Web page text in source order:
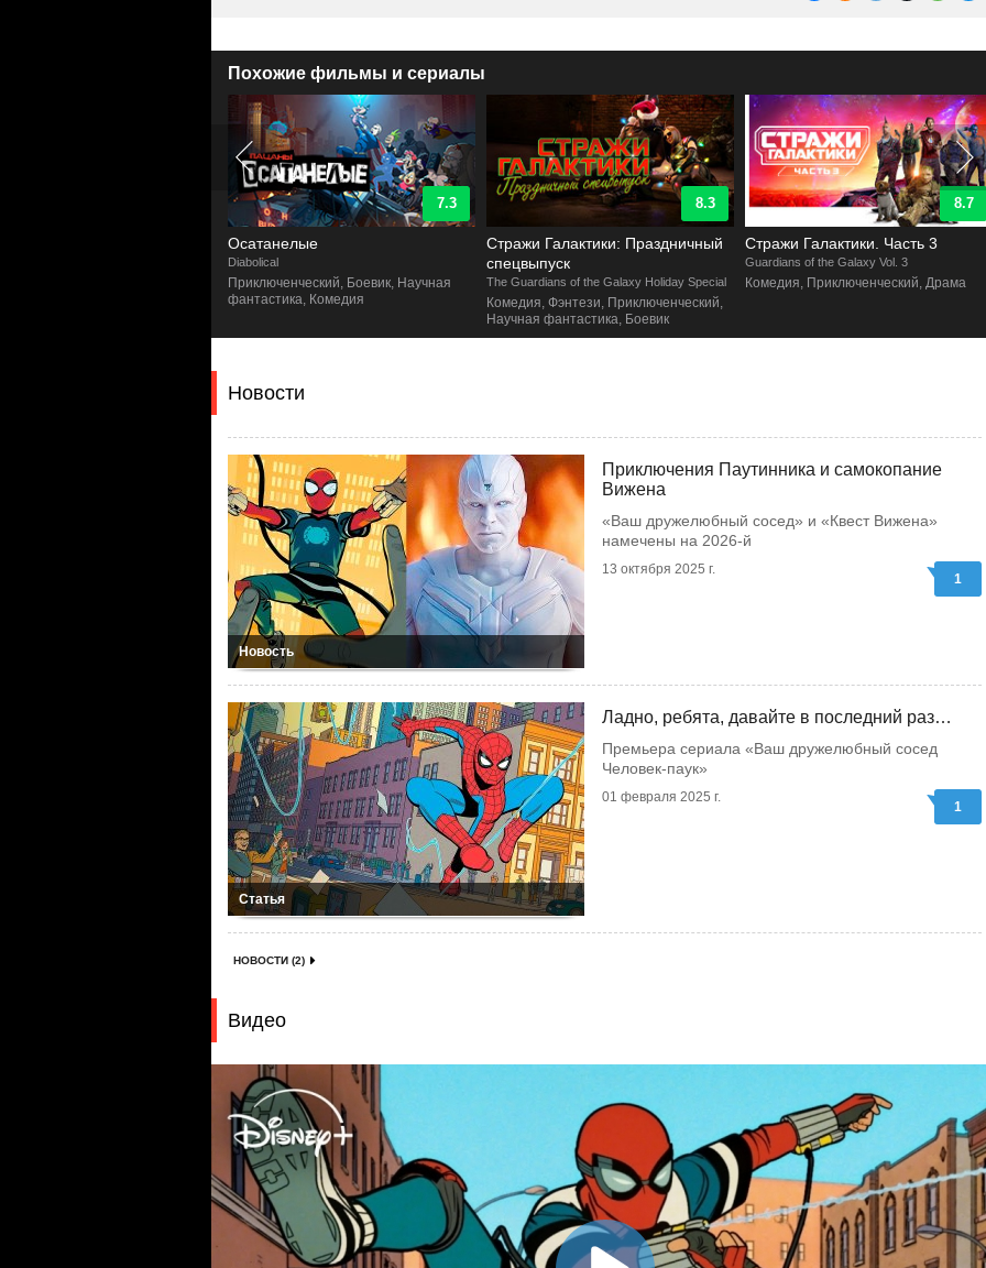
Похожие фильмы и сериалы
7.3
Осатанелые
Diabolical
Приключенческий, Боевик, Научная
фантастика, Комедия
8.3
Стражи Галактики: Праздничный
спецвыпуск
The Guardians of the Galaxy Holiday Special
Комедия, Фэнтези, Приключенческий,
Научная фантастика, Боевик
8.7
Стражи Галактики. Часть 3
Guardians of the Galaxy Vol. 3
Комедия, Приключенческий, Драма
Новости
Новость
Приключения Паутинника и самокопание
Вижена
«Ваш дружелюбный сосед» и «Квест Вижена»
намечены на 2026-й
13 октября 2025 г.
1
Статья
Ладно, ребята, давайте в последний раз…
Премьера сериала «Ваш дружелюбный сосед
Человек-паук»
01 февраля 2025 г.
1
НОВОСТИ (2)
Видео